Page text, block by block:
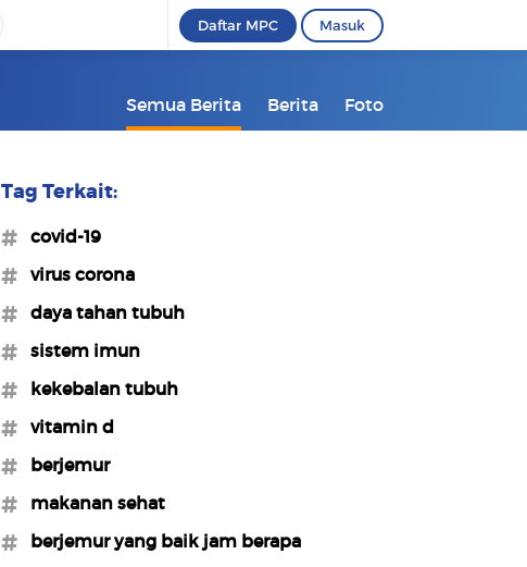
Daftar MPC Masuk
Semua Berita Berita Foto
Tag Terkait:
#covid-19
#virus corona
#daya tahan tubuh
#sistem imun
#kekebalan tubuh
#vitamin d
#berjemur
#makanan sehat
#berjemur yang baik jam berapa